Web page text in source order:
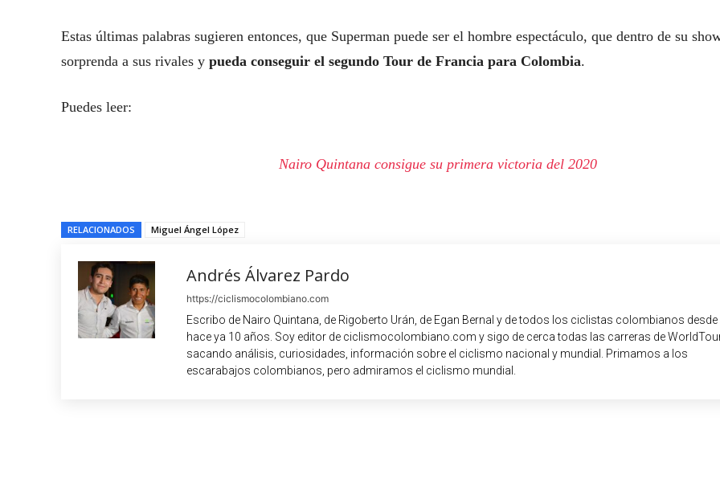
Estas últimas palabras sugieren entonces, que Superman puede ser el hombre espectáculo, que dentro de su
sorprenda a sus rivales y pueda conseguir el segundo Tour de Francia para Colombia.
Puedes leer:
Nairo Quintana consigue su primera victoria del 2020
RELACIONADOS Miguel Ángel López
Andrés Álvarez Pardo
https://ciclismocolombiano.com
Escribo de Nairo Quintana, de Rigoberto Urán, de Egan Bernal y de todos los ciclistas colombianos desde
hace ya 10 años. Soy editor de ciclismocolombiano.com y sigo de cerca todas las carreras de
sacando análisis, curiosidades, información sobre el ciclismo nacional y mundial. Primamos a los
escarabajos colombianos, pero admiramos el ciclismo mundial.